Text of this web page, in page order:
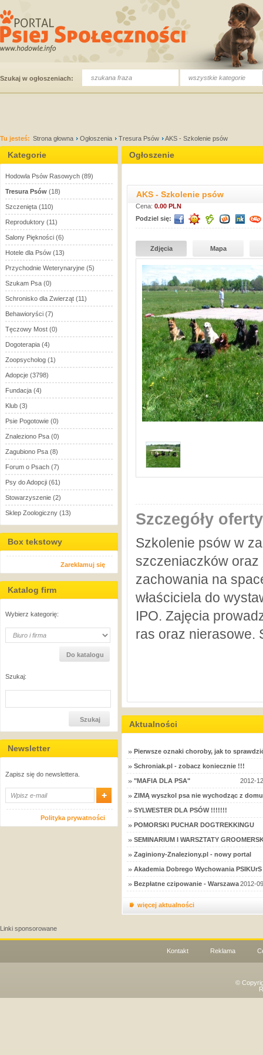
Szukaj w ogłoszeniach: wszystkie kategorie
Tu jesteś: Strona głowna Ogłoszenia Tresura Psów AKS - Szkolenie psów
Kategorie
Hodowla Psów Rasowych (89)
Tresura Psów (18)
Szczenięta (110)
Reproduktory (11)
Salony Piękności (6)
Hotele dla Psów (13)
Przychodnie Weterynaryjne (5)
Szukam Psa (0)
Schronisko dla Zwierząt (11)
Behawioryści (7)
Tęczowy Most (0)
Dogoterapia (4)
Zoopsycholog (1)
Adopcje (3798)
Fundacja (4)
Klub (3)
Psie Pogotowie (0)
Znaleziono Psa (0)
Zagubiono Psa (8)
Forum o Psach (7)
Psy do Adopcji (61)
Stowarzyszenie (2)
Sklep Zoologiczny (13)
Box tekstowy
Zareklamuj się
Katalog firm
Wybierz kategorię:
Szukaj:
Newsletter
Zapisz się do newslettera.
Polityka prywatności
Ogłoszenie
AKS - Szkolenie psów
Cena: 0.00 PLN
Podziel się:
Zdjęcia Mapa
Szczegóły
Szkolenie psów w
szczeniaczków oraz
zachowania na
właściciela do
IPO. Zajęcia
ras oraz nierasowe.
Aktualności
Pierwsze oznaki choroby, jak to
Schroniak.pl - zobacz koniecznie !!!
"MAFIA DLA PSA" 2012-
ZIMĄ wyszkol psa nie wychodząc z
SYLWESTER DLA PSÓW !!!!!!!
POMORSKI PUCHAR DOGTREKKINGU
SEMINARIUM I WARSZTATY
Zaginiony-Znaleziony.pl - nowy portal
Akademia Dobrego Wychowania
Bezpłatne czipowanie - Warszawa2012-
więcej aktualności
Linki sponsorowane
Kontakt Reklama
©